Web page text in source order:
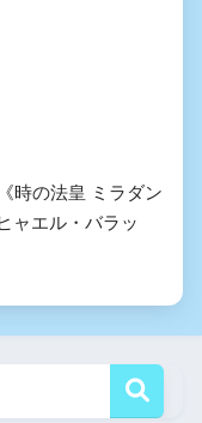
時の法皇 ミラダン
ャエル・バラッ